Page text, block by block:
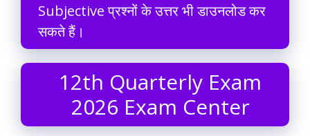
Subjective प्रश्नों के उत्तर भी डाउनलोड कर
सकते हैं।
12th Quarterly Exam
2026 Exam Center